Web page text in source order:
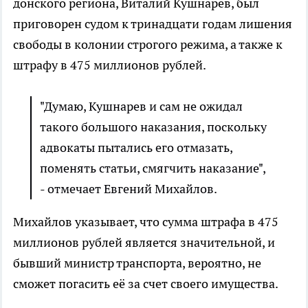
донского региона, Виталий Кушнарев, был
приговорен судом к тринадцати годам лишения
свободы в колонии строгого режима, а также к
штрафу в 475 миллионов рублей.
"Думаю, Кушнарев и сам не ожидал
такого большого наказания, поскольку
адвокаты пытались его отмазать,
поменять статьи, смягчить наказание",
- отмечает Евгений Михайлов.
Михайлов указывает, что сумма штрафа в 475
миллионов рублей является значительной, и
бывший министр транспорта, вероятно, не
сможет погасить её за счет своего имущества.